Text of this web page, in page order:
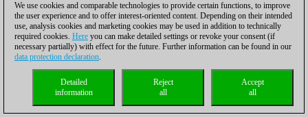
We use cookies and comparable technologies to provide certain functions, to improve
the user experience and to offer interest-oriented content. Depending on their intended
use, analysis cookies and marketing cookies may be used in addition to technically
required cookies. Here you can make detailed settings or revoke your consent (if
necessary partially) with effect for the future. Further information can be found in our
data protection declaration.
Accept
all
Reject
all
Detailed
information